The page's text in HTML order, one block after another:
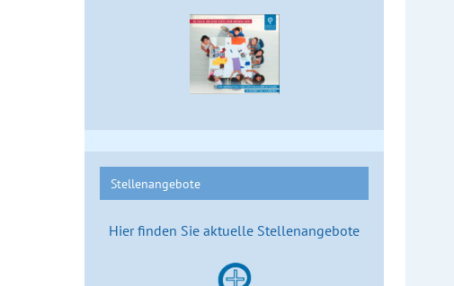
Stellenangebote
Hier finden Sie aktuelle Stellenangebote